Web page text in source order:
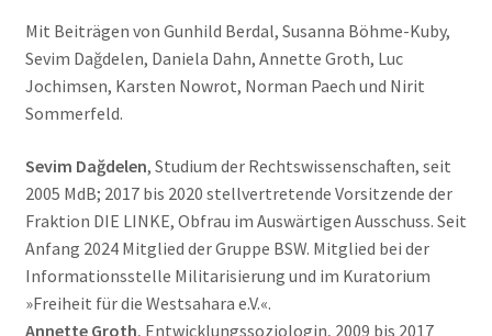
Mit Beiträgen von Gunhild Berdal, Susanna Böhme-Kuby,
Sevim Dağdelen, Daniela Dahn, Annette Groth, Luc
Jochimsen, Karsten Nowrot, Norman Paech und Nirit
Sommerfeld.
Sevim Dağdelen, Studium der Rechtswissenschaften, seit
2005 MdB; 2017 bis 2020 stellvertretende Vorsitzende der
Fraktion DIE LINKE, Obfrau im Auswärtigen Ausschuss. Seit
Anfang 2024 Mitglied der Gruppe BSW. Mitglied bei der
Informationsstelle Militarisierung und im Kuratorium
»Freiheit für die Westsahara e.V.«.
Annette Groth, Entwicklungssoziologin, 2009 bis 2017